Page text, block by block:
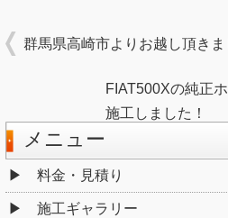
群馬県高崎市よりお越し頂きま
FIAT500Xの純正
施工しました！
メニュー
料金・見積り
施工ギャラリー